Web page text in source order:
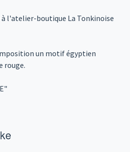
à l'atelier-boutique La Tonkinoise
un motif égyptien
rouge.